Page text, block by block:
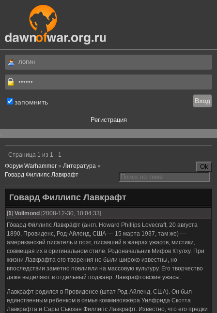
запомнить
Регистрация
.
Страница 1 из 1
1
Форум Warhammer » Литература »
Говард Филлипс Лавкрафт
Говард Филлипс Лавкрафт
[1] Vollmond [2008-12-30, 10:04:33]
Го́вард Фи́ллипс Лавкра́фт (англ. Howard Phillips Lovecraft, 20 августа
1890, Провиденс, Род-Айленд, США — 15 марта 1937, там же) —
американский писатель и поэт, писавший в жанрах ужасов, мистики,
совмещая их в оригинальном стиле. Родоначальник Мифов Ктулху. При
жизни Лавкрафта его творения не были широко известны, но
впоследствии заметно повлияли на массовую культуру. Его творчество
даже выделяют в отдельный поджанр: Лавкрафтовские ужасы.
Лавкрафт родился в Провиденсе (штат Род-Айленд, США). Он был
единственным ребенком в семье коммивояжёра Уилфрида Скотта
Лавкрафта и Сары Сьюзан Филлипс Лавкрафт. Известно, что его предки